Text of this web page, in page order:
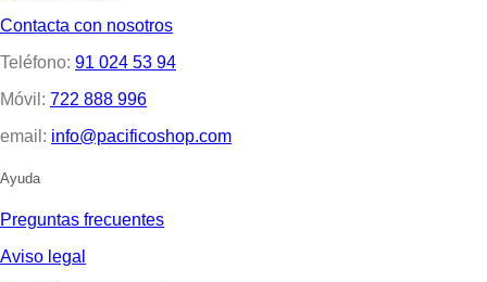
Contacta con nosotros
Teléfono: 91 024 53 94
Móvil: 722 888 996
email: info@pacificoshop.com
Ayuda
Preguntas frecuentes
Aviso legal